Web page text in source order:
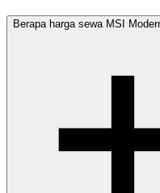
Berapa harga sewa MSI